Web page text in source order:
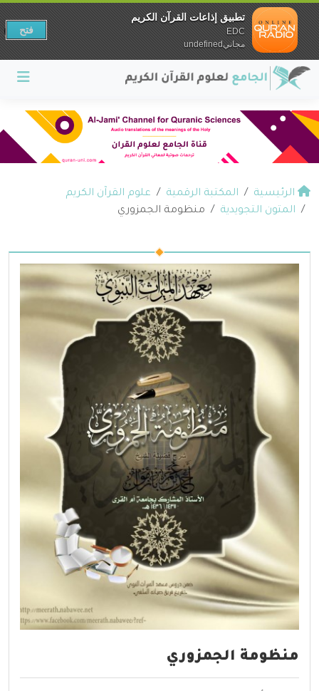
الرئيسية المكتبة الرقمية
علوم القرآن الكريم
المتون التجويدية
منظومة الجمزوري
منظومة الجمزوري
تطبيق إذاعات القرآن الكريم
EDC
مجانيundefined
فتح